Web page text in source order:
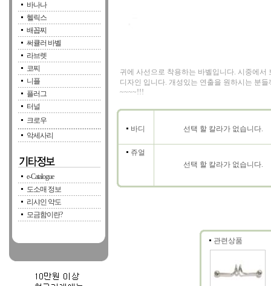
바나나
헬릭스
배꼽찌
써큘러 바벨
라브렛
코찌
니플
플러그
터널
크로우
악세사리
e-Catalogue
도소매 정보
리샤인 약도
모금함이란?
귀에 사선으로 착용하는 바벨입니다. 시중에서
디자인 입니다. 개성있는 연출을 원하시는 분들
~~~~!!!
바디 선택 할 칼라가 없습니다.
쥬얼
선택 할 칼라가 없습니다.
관련상품